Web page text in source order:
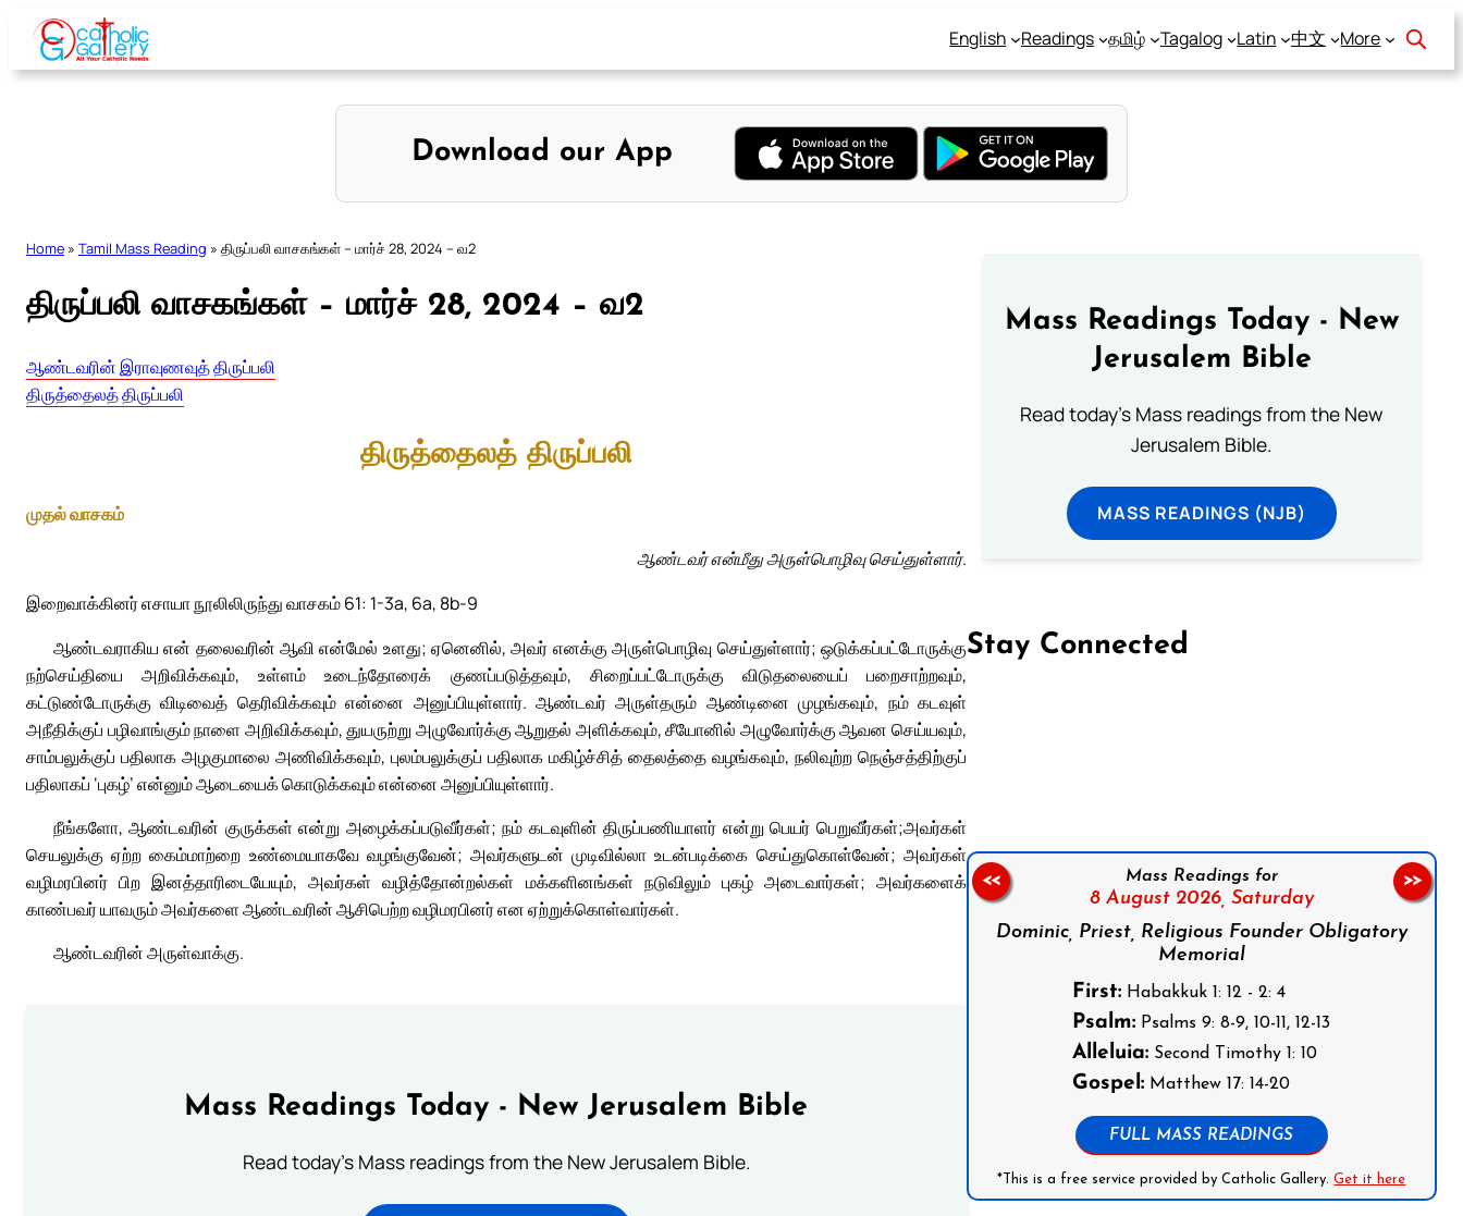
Skip
content
English Readings தமிழ் Tagalog Latin 中文 More
Download our App
Home » Tamil Mass Reading » திருப்பலி வாசகங்கள் – மார்ச் 28, 2024 – வ2
திருப்பலி வாசகங்கள் – மார்ச் 28, 2024 – வ2
ஆண்டவரின் இராவுணவுத் திருப்பலி
திருத்தைலத் திருப்பலி
திருத்தைலத் திருப்பலி
முதல் வாசகம்
ஆண்டவர் என்மீது அருள்பொழிவு செய்துள்ளார்.
இறைவாக்கினர் எசாயா நூலிலிருந்து வாசகம் 61: 1-3a, 6a, 8b-9
ஆண்டவராகிய என் தலைவரின் ஆவி என்மேல் உளது; ஏனெனில், அவர் எனக்கு அருள்பொழிவு செய்துள்ளார்; ஒடுக்கப்பட்டோருக்கு
நற்செய்தியை அறிவிக்கவும், உள்ளம் உடைந்தோரைக் குணப்படுத்தவும், சிறைப்பட்டோருக்கு விடுதலையைப் பறைசாற்றவும்,
கட்டுண்டோருக்கு விடிவைத் தெரிவிக்கவும் என்னை அனுப்பியுள்ளார். ஆண்டவர் அருள்தரும் ஆண்டினை முழங்கவும், நம் கடவுள்
அநீதிக்குப் பழிவாங்கும் நாளை அறிவிக்கவும், துயருற்று அழுவோர்க்கு ஆறுதல் அளிக்கவும், சீயோனில் அழுவோர்க்கு ஆவன செய்யவும்,
சாம்பலுக்குப் பதிலாக அழகுமாலை அணிவிக்கவும், புலம்பலுக்குப் பதிலாக மகிழ்ச்சித் தைலத்தை வழங்கவும், நலிவுற்ற நெஞ்சத்திற்குப்
பதிலாகப் ‘புகழ்’ என்னும் ஆடையைக் கொடுக்கவும் என்னை அனுப்பியுள்ளார்.
நீங்களோ, ஆண்டவரின் குருக்கள் என்று அழைக்கப்படுவீர்கள்; நம் கடவுளின் திருப்பணியாளர் என்று பெயர் பெறுவீர்கள்;அவர்கள்
செயலுக்கு ஏற்ற கைம்மாற்றை உண்மையாகவே வழங்குவேன்; அவர்களுடன் முடிவில்லா உடன்படிக்கை செய்துகொள்வேன்; அவர்கள்
வழிமரபினர் பிற இனத்தாரிடையேயும், அவர்கள் வழித்தோன்றல்கள் மக்களினங்கள் நடுவிலும் புகழ் அடைவார்கள்; அவர்களைக்
காண்பவர் யாவரும் அவர்களை ஆண்டவரின் ஆசிபெற்ற வழிமரபினர் என ஏற்றுக்கொள்வார்கள்.
ஆண்டவரின் அருள்வாக்கு.
Mass Readings Today - New Jerusalem Bible
Read today's Mass readings from the New Jerusalem Bible.
Mass Readings Today - New
Jerusalem Bible
Read today's Mass readings from the New
Jerusalem Bible.
MASS READINGS (NJB)
Stay Connected
Follow us on Facebook
Mass Readings for
8 August 2026, Saturday
Dominic, Priest, Religious Founder Obligatory
Memorial
First: Habakkuk 1: 12 - 2: 4
Psalm: Psalms 9: 8-9, 10-11, 12-13
Alleluia: Second Timothy 1: 10
Gospel: Matthew 17: 14-20
FULL MASS READINGS
*This is a free service provided by Catholic Gallery.Get it here
<< >>